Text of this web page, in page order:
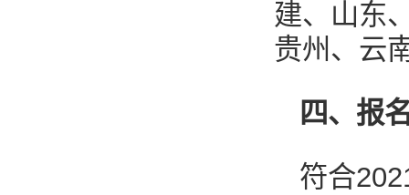
建、山东
贵州、云
四、报
符合